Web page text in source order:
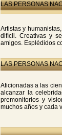
LAS PERSONAS
Artistas y
difícil. Creativas y
amigos. Esplédidos
LAS PERSONAS
Aficionadas a las
alcanzar la
premonitorios y
muchos años y cada